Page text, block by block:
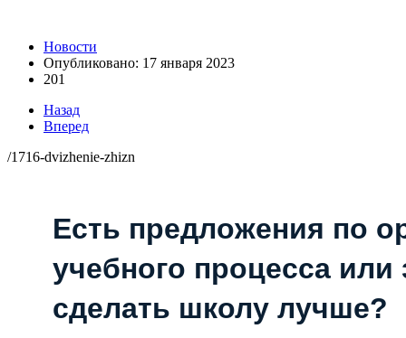
Новости
Опубликовано: 17 января 2023
201
Назад
Вперед
/1716-dvizhenie-zhizn
Есть предложения по
учебного процесса или
сделать школу лучше?